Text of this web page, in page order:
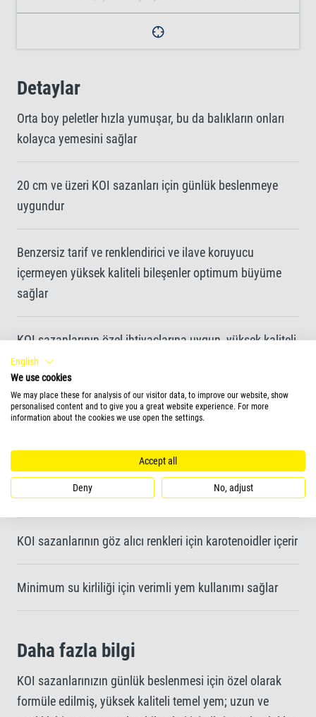
Detaylar
Orta boy peletler hızla yumuşar, bu da balıkların onları
kolayca yemesini sağlar
20 cm ve üzeri KOI sazanları için günlük beslenmeye
uygundur
Benzersiz tarif ve renklendirici ve ilave koruyucu
içermeyen yüksek kaliteli bileşenler optimum büyüme
sağlar
KOI sazanlarının özel ihtiyaçlarına uygun, yüksek kaliteli
besinlerle dengelenmiş formül
Yüksek sindirilebilir formatta buğday özü ve seçilmiş
Sağlıklı bir bağışıklık sistemini korumak için vitaminlerle
zenginleştirilmiştir
KOI sazanlarının göz alıcı renkleri için karotenoidler içerir
Minimum su kirliliği için verimli yem kullanımı sağlar
Daha fazla bilgi
KOI sazanlarınızın günlük beslenmesi için özel olarak
formüle edilmiş, yüksek kaliteli temel yem; uzun ve
English
We use cookies
We may place these for analysis of our visitor data, to improve our website, show
personalised content and to give you a great website experience. For more
information about the cookies we use open the settings.
Accept all
Deny No, adjust